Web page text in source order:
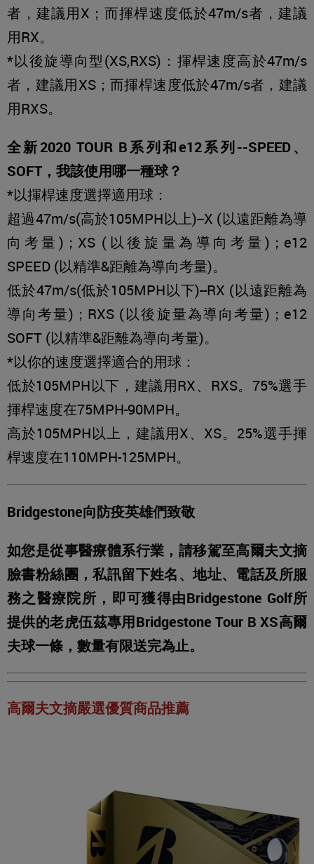
者，建議用X；而揮桿速度低於47m/s者，建議
用RX。
*以後旋導向型(XS,RXS)：揮桿速度高於47m/s
者，建議用XS；而揮桿速度低於47m/s者，建議
用RXS。
全新2020 TOUR B系列和e12系列--SPEED、
SOFT，我該使用哪一種球？
*以揮桿速度選擇適用球：
超過47m/s(高於105MPH以上)--X (以遠距離為導
向考量)；XS (以後旋量為導向考量)；e12
SPEED (以精準&距離為導向考量)。
低於47m/s(低於105MPH以下)--RX (以遠距離為
導向考量)；RXS (以後旋量為導向考量)；e12
SOFT (以精準&距離為導向考量)。
*以你的速度選擇適合的用球：
低於105MPH以下，建議用RX、RXS。75%選手
揮桿速度在75MPH-90MPH。
高於105MPH以上，建議用X、XS。25%選手揮
桿速度在110MPH-125MPH。
Bridgestone向防疫英雄們致敬
如您是從事醫療體系行業，請移駕至高爾夫文摘
臉書粉絲團，私訊留下姓名、地址、電話及所服
務之醫療院所，即可獲得由Bridgestone Golf所
提供的老虎伍茲專用Bridgestone Tour B XS高爾
夫球一條，數量有限送完為止。
高爾夫文摘嚴選優質商品推薦